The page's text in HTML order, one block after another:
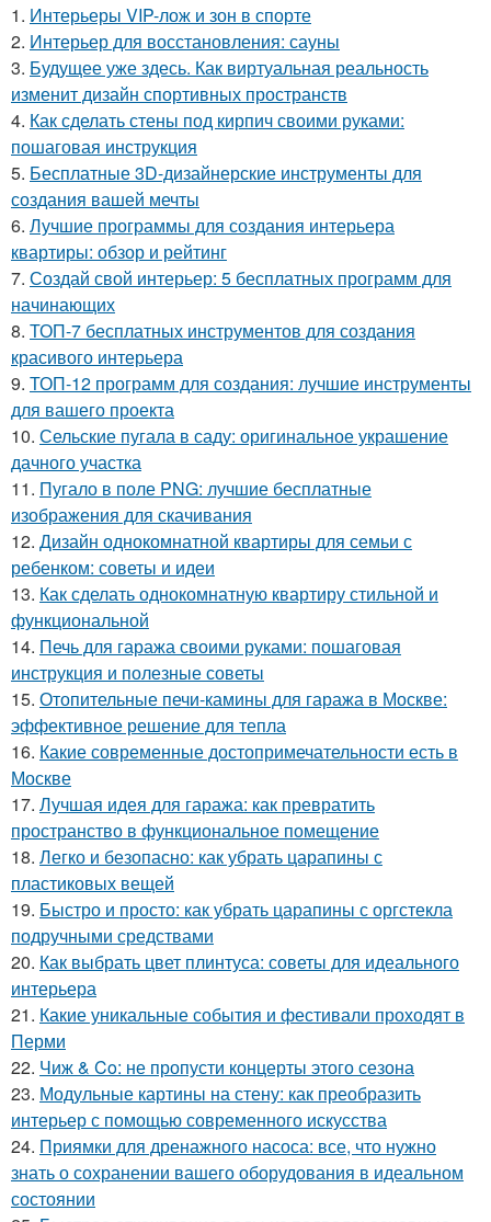
1. Интерьеры VIP-лож и зон в спорте
2. Интерьер для восстановления: сауны
3. Будущее уже здесь. Как виртуальная реальность
изменит дизайн спортивных пространств
4. Как сделать стены под кирпич своими руками:
пошаговая инструкция
5. Бесплатные 3D-дизайнерские инструменты для
создания вашей мечты
6. Лучшие программы для создания интерьера
квартиры: обзор и рейтинг
7. Создай свой интерьер: 5 бесплатных программ для
начинающих
8. ТОП-7 бесплатных инструментов для создания
красивого интерьера
9. ТОП-12 программ для создания: лучшие инструменты
для вашего проекта
10. Сельские пугала в саду: оригинальное украшение
дачного участка
11. Пугало в поле PNG: лучшие бесплатные
изображения для скачивания
12. Дизайн однокомнатной квартиры для семьи с
ребенком: советы и идеи
13. Как сделать однокомнатную квартиру стильной и
функциональной
14. Печь для гаража своими руками: пошаговая
инструкция и полезные советы
15. Отопительные печи-камины для гаража в Москве:
эффективное решение для тепла
16. Какие современные достопримечательности есть в
Москве
17. Лучшая идея для гаража: как превратить
пространство в функциональное помещение
18. Легко и безопасно: как убрать царапины с
пластиковых вещей
19. Быстро и просто: как убрать царапины с оргстекла
подручными средствами
20. Как выбрать цвет плинтуса: советы для идеального
интерьера
21. Какие уникальные события и фестивали проходят в
Перми
22. Чиж & Co: не пропусти концерты этого сезона
23. Модульные картины на стену: как преобразить
интерьер с помощью современного искусства
24. Приямки для дренажного насоса: все, что нужно
знать о сохранении вашего оборудования в идеальном
состоянии